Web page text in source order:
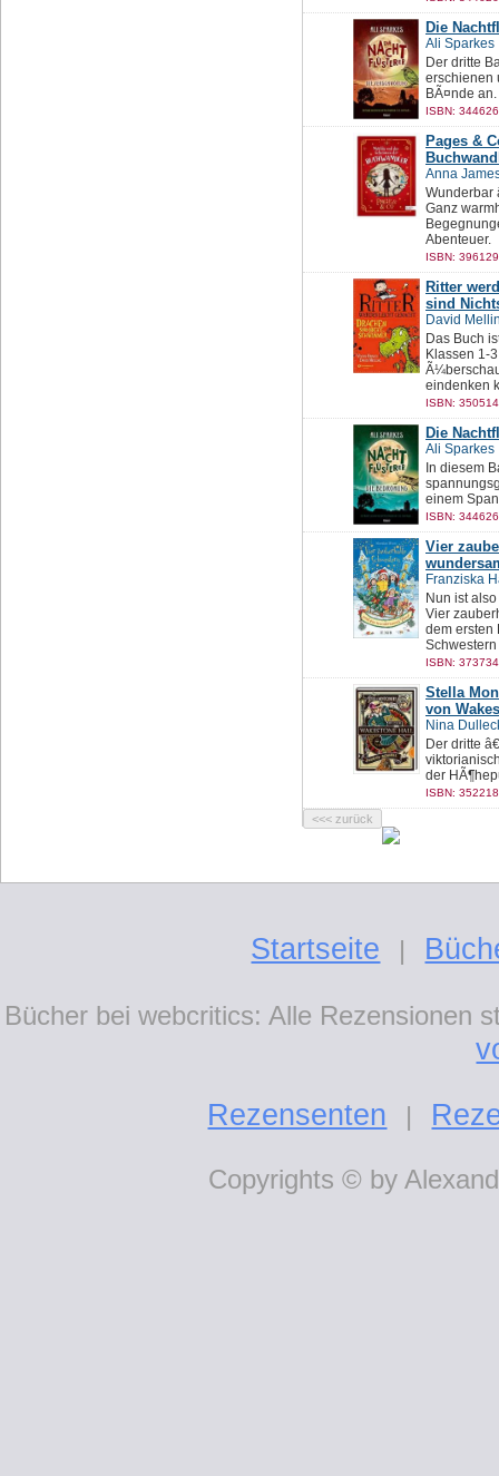
Die
Ali Sparkes
Der dritte
erschienen
BÃ¤nde an.
ISBN:
Pages &
Anna
Wunderbar
Ganz
Abenteuer.
ISBN:
Ritter
sind
David
Das Buch
Klassen 1-
eindenken
ISBN:
Die
Ali Sparkes
In diesem
einem
ISBN:
Vier
Franziska
Nun ist
Vier
dem ersten
ISBN:
Stella
von
Nina
Der dritte
der
ISBN:
Startseite |
Bücher bei webcritics: Alle Rezensionen
Rezensenten
|
Copyrights © by